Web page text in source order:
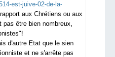
est-juive-02-de-la-
aux Chrétiens ou aux
pas être bien nombreux,
d'autre Etat que le sien
et ne s'arrête pas